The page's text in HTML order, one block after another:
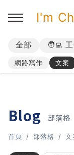
I'm
回主選單
➡︎ 所有內容
回主選單
➡︎ 業配合作
回主選單
➡︎ 講座活動
回主選單
AI 職場應用
應用入門
全部 🧑‍💻
網路寫作 文案
Blog 部落格
首頁 部落格 文